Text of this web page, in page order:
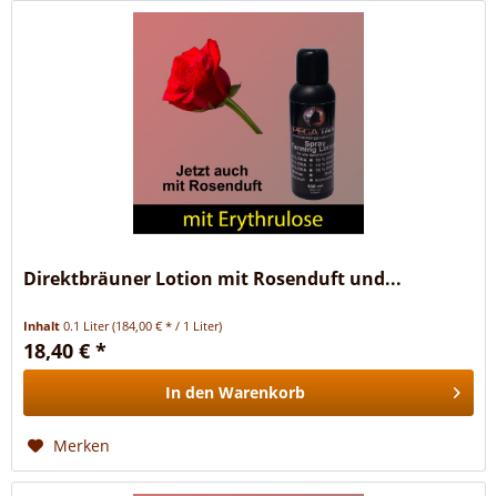
Direktbräuner Lotion mit Rosenduft und...
Inhalt0.1 Liter(184,00 € * / 1 Liter)
18,40 € *
In den Warenkorb
Merken